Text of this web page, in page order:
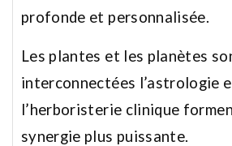
profonde et personnalisée.
Les plantes et les planètes
interconnectées l’astrologie
l’herboristerie clinique
synergie plus puissante.